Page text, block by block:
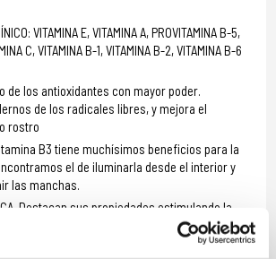
VITAMINA E, VITAMINA A, PROVITAMINA B-5,
C, VITAMINA B-1, VITAMINA B-2, VITAMINA B-6
de los antioxidantes con mayor poder.
de los radicales libres, y mejora el
rostro
B3 tiene muchísimos beneficios para la
el de iluminarla desde el interior y
las manchas.
Destacan sus propiedades estimulando la
y la producción natural de colágeno.
(OMEGA 3), ÁCIDO LINOLÉICO (OMEGA 6):